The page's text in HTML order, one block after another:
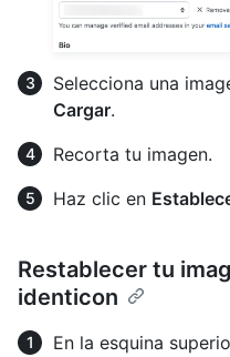
Selecciona una
Cargar.
Recorta tu imagen.
Haz clic en
Restablecer tu
identicon
En la esquina